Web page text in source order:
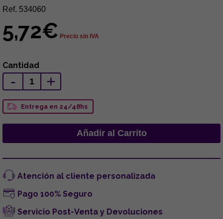
Ref. 534060
5,72€ Precio sin IVA
Cantidad
- +
Entrega en 24/48hs
Atención al cliente personalizada
Pago 100% Seguro
Servicio Post-Venta y Devoluciones